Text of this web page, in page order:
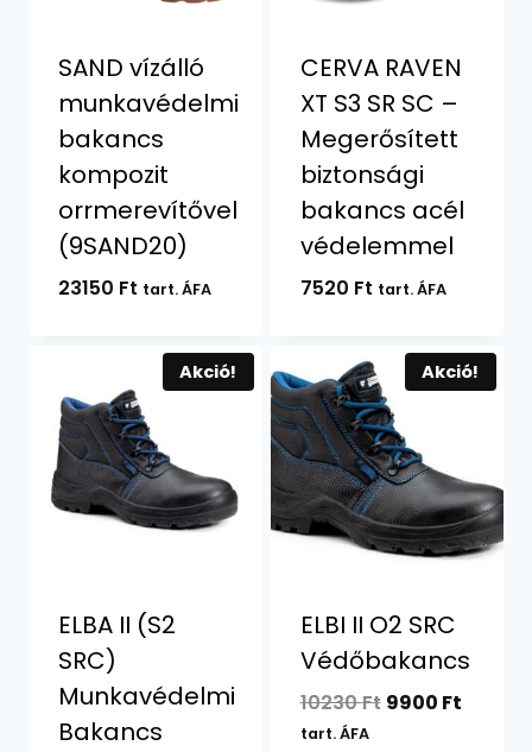
SAND vízálló
munkavédelmi
bakancs
kompozit
orrmerevítővel
(9SAND20)
23150 Ft tart. ÁFA
CERVA RAVEN
XT S3 SR SC –
Megerősített
biztonsági
bakancs acél
védelemmel
7520 Ft tart. ÁFA
Akció!
ELBA II (S2
SRC)
Munkavédelmi
Bakancs
Akció!
ELBI II O2 SRC
Védőbakancs
10230Ft Original
9900 Ft
tart. ÁFA